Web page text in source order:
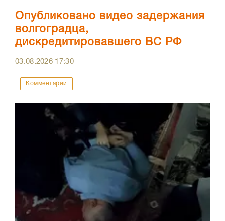
Опубликовано видео задержания
волгоградца,
дискредитировавшего ВС РФ
03.08.2026 17:30
Комментарии